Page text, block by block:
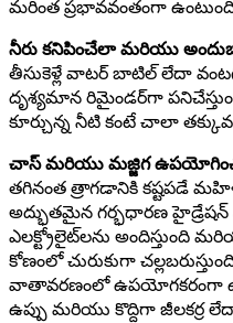
మరింత ప్రభావవంతంగా
నీరు కనిపించేలా మరియు
తీసుకెళ్లే వాటర్ బాటిల్ లేదా
దృశ్యమాన రిమైండర్‌గా
కూర్చున్న నీటి కంటే చాలా
చాస్ మరియు మజ్జిగ
తగినంత త్రాగడానికి కష్టపడే
అద్భుతమైన గర్భధారణ హైడ్రేషన్
ఎలక్ట్రోలైట్‌లను అందిస్తుంది
కోణంలో చురుకుగా
వాతావరణంలో ఉపయోగకరంగా
ఉప్పు మరియు కొద్దిగా జీలకర్ర